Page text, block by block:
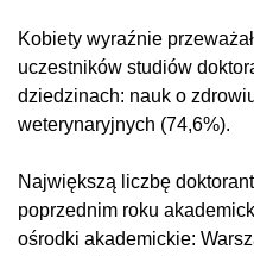
Kobiety wyraźnie
uczestników studiów
dziedzinach: nauk o
weterynaryjnych (74,6%).
Największą liczbę
poprzednim roku
ośrodki akademickie: